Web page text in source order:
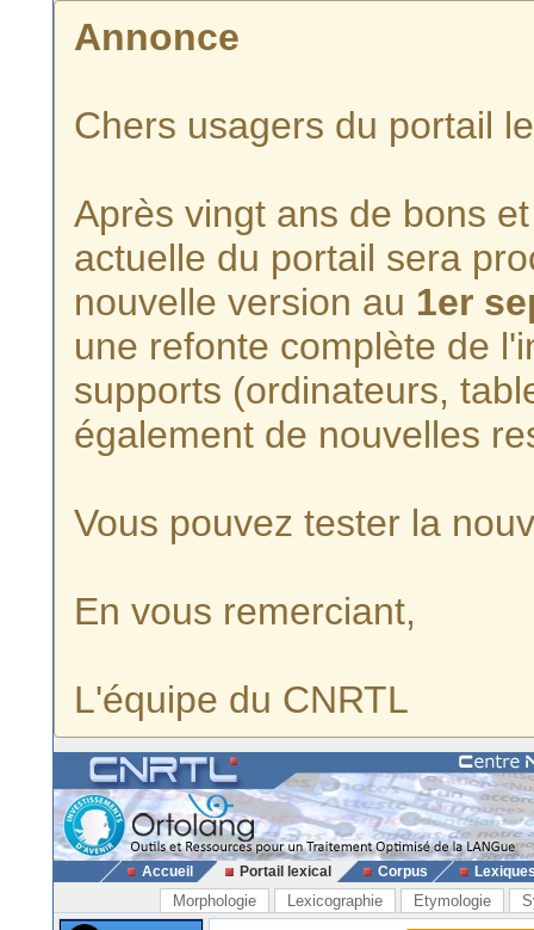
Annonce
Chers usagers du portail
Après vingt ans de bons
actuelle du portail sera
nouvelle version au 1er
une refonte complète de
supports (ordinateurs,
également de nouvelles
Vous pouvez tester la
En vous remerciant,
L'équipe du CNRTL
Accueil Portail lexical Corpus
Morphologie Lexicographie Etymologie